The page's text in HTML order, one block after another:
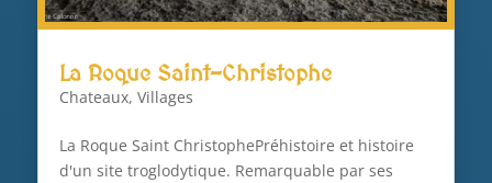
La Roque Saint-Christophe
Chateaux, Villages
La Roque Saint ChristophePréhistoire et histoire
d'un site troglodytique. Remarquable par ses